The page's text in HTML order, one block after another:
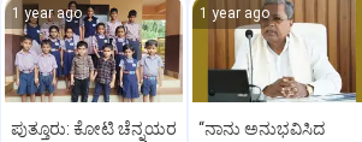
1 year ago
ಪುತ್ತೂರು: ಕೋಟಿ ಚೆನ್ನಯರ
1 year ago
“ನಾನು ಅನುಭವಿಸಿದ